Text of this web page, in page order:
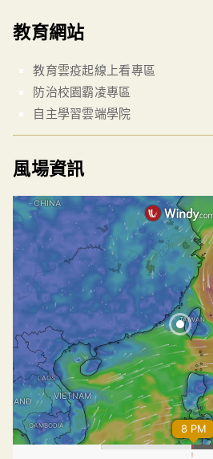
教育網站
教育雲疫起線上看專區
防治校園霸凌專區
自主學習雲端學院
風場資訊